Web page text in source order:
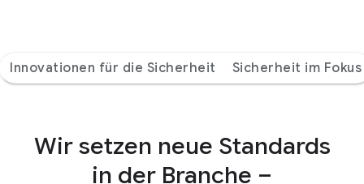
Innovationen für die Sicherheit Sicherheit im Fokus
Wir setzen neue Standards
in der Branche –